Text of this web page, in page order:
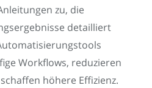
zu, die
detailliert
Workflows, reduzieren
höhere Effizienz.